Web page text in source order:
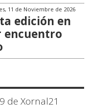
11 de Noviembre de 2026
edición en
encuentro
de Xornal21